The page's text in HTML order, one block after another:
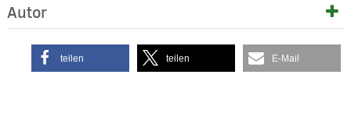
Autor
teilen teilen E-Mail